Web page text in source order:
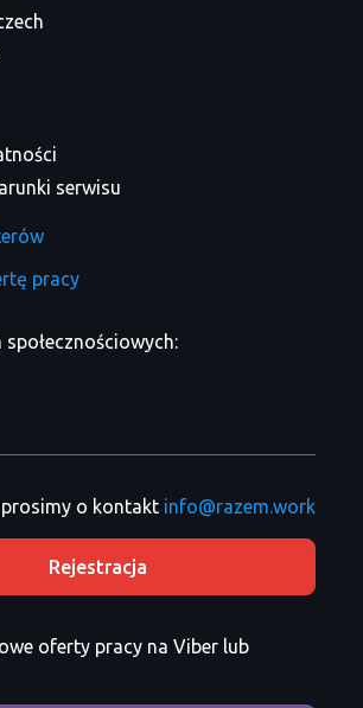
serwisu
pracy
o kontakt info@razem.work
Rejestracja
oferty pracy na Viber lub